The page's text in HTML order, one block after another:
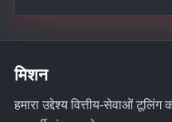
मिशन
हमारा उद्देश्य वित्तीय-सेवाओं